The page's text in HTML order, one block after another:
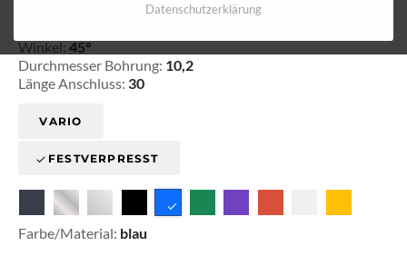
Winkel: 45°
Durchmesser Bohrung: 10,2
Länge Anschluss: 30
VARIO
FESTVERPRESST
Farbe/Material: blau
Datenschutzerklärung